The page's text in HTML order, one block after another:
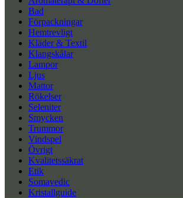
Bad
Förpackningar
Hemtrevligt
Kläder & Textil
Klangskålar
Lampor
Ljus
Mattor
Rökelser
Seleniter
Smycken
Trummor
Vindspel
Övrigt
Kvalitetssäkrat
Etik
Somavedic
Kristallguide